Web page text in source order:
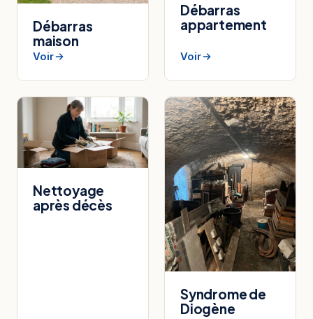
Débarras
maison
Voir
Débarras
appartement
Voir
Nettoyage
après décès
Syndrome de
Diogène